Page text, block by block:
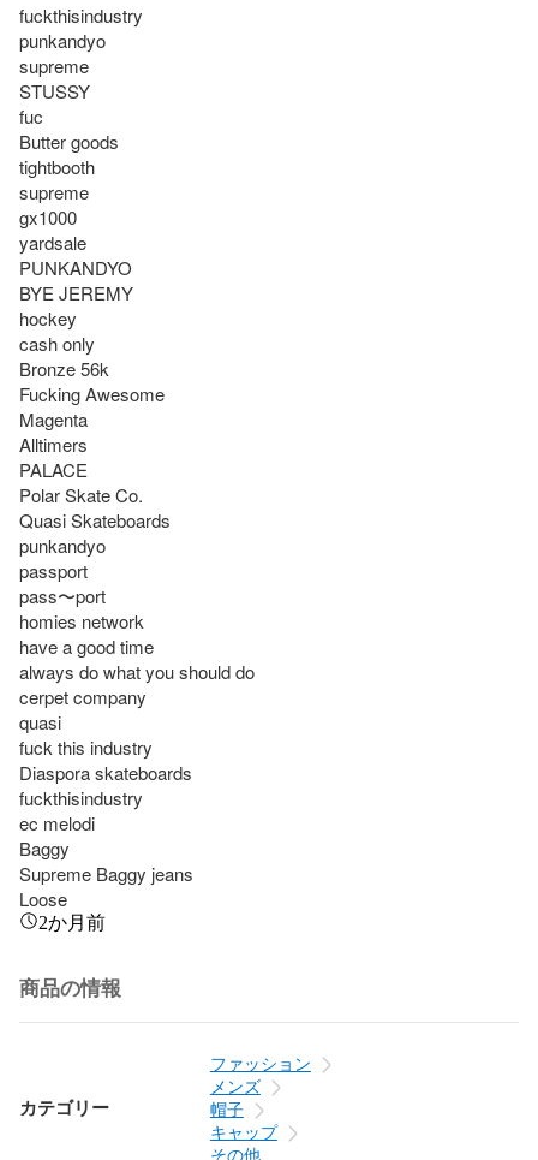
fuckthisindustry
punkandyo
supreme
STUSSY
fuc
Butter goods
tightbooth
supreme
gx1000
yardsale
PUNKANDYO
BYE JEREMY
hockey
cash only
Bronze 56k
Fucking Awesome
Magenta
Alltimers
PALACE
Polar Skate Co.
Quasi Skateboards
punkandyo
passport
pass〜port
homies network
have a good time
always do what you should do
cerpet company
quasi
fuck this industry
Diaspora skateboards
fuckthisindustry
ec melodi
Baggy
Supreme Baggy jeans
Loose
2か月前
商品の情報
カテゴリー
ファッション
メンズ
帽子
キャップ
その他